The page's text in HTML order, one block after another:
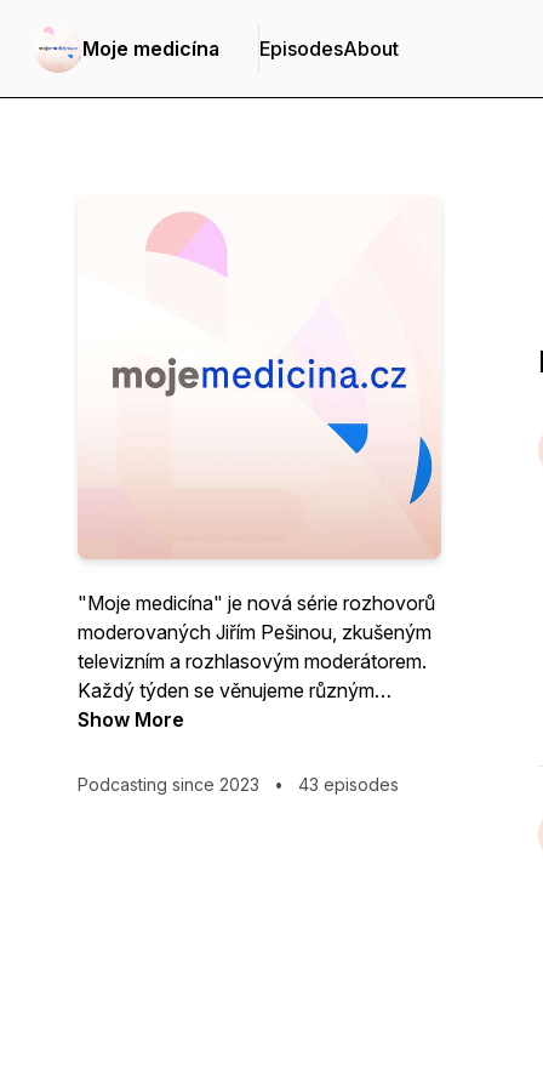
Moje medicína EpisodesAbout
"Moje medicína" je nová série rozhovorů
moderovaných Jiřím Pešinou, zkušeným
televizním a rozhlasovým moderátorem.
Každý týden se věnujeme různým
zdravotnickým tématům a nabízíme
odborníky v oboru.
Show More
Podcasting since 2023 • 43 episodes